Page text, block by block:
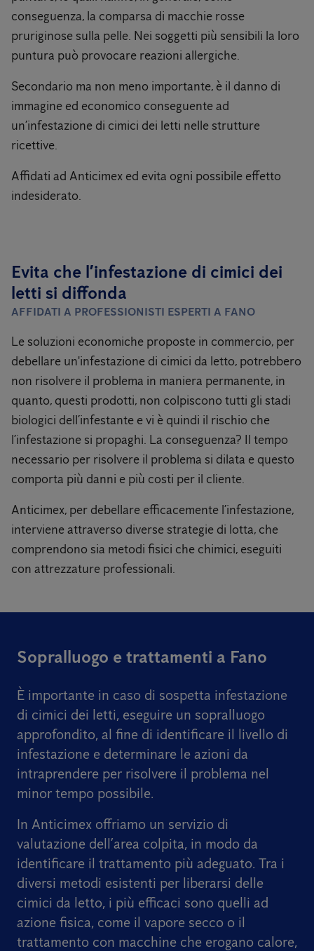
conseguenza, la comparsa di macchie rosse
pruriginose sulla pelle. Nei soggetti più sensibili la loro
puntura può provocare reazioni allergiche.
Secondario ma non meno importante, è il danno di
immagine ed economico conseguente ad
un’infestazione di cimici dei letti nelle strutture
ricettive.
Affidati ad Anticimex ed evita ogni possibile effetto
indesiderato.
Evita che l’infestazione di cimici dei
letti si diffonda
AFFIDATI A PROFESSIONISTI ESPERTI A FANO
Le soluzioni economiche proposte in commercio, per
debellare un'infestazione di cimici da letto, potrebbero
non risolvere il problema in maniera permanente, in
quanto, questi prodotti, non colpiscono tutti gli stadi
biologici dell’infestante e vi è quindi il rischio che
l’infestazione si propaghi. La conseguenza? Il tempo
necessario per risolvere il problema si dilata e questo
comporta più danni e più costi per il cliente.
Anticimex, per debellare efficacemente l’infestazione,
interviene attraverso diverse strategie di lotta, che
comprendono sia metodi fisici che chimici, eseguiti
con attrezzature professionali.
Sopralluogo e trattamenti a Fano
È importante in caso di sospetta infestazione
di cimici dei letti, eseguire un sopralluogo
approfondito, al fine di identificare il livello di
infestazione e determinare le azioni da
intraprendere per risolvere il problema nel
minor tempo possibile.
In Anticimex offriamo un servizio di
valutazione dell’area colpita, in modo da
identificare il trattamento più adeguato. Tra i
diversi metodi esistenti per liberarsi delle
cimici da letto, i più efficaci sono quelli ad
azione fisica, come il vapore secco o il
trattamento con macchine che erogano calore,